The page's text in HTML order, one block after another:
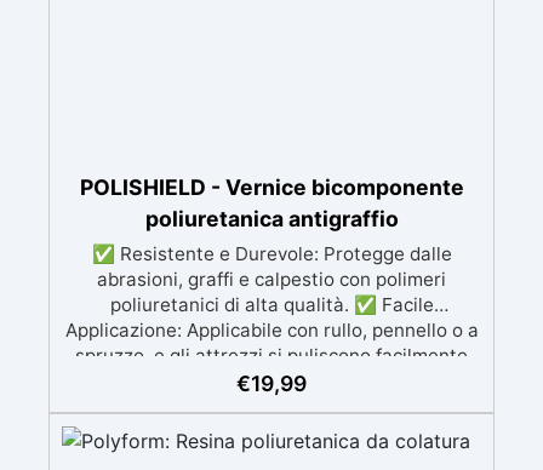
POLISHIELD - Vernice bicomponente
poliuretanica antigraffio
✅ Resistente e Durevole: Protegge dalle
abrasioni, graffi e calpestio con polimeri
poliuretanici di alta qualità. ✅ Facile
Applicazione: Applicabile con rullo, pennello o a
spruzzo, e gli attrezzi si puliscono facilmente
con diluente INCLUSO nel Kit ✅ Versatile:
compatibile con superfici in resina, legno,
cemento e acrilico. ✅ Semplice Manutenzione:
€19,99